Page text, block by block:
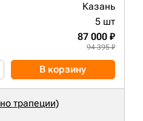
Казань
5 шт
87 000 ₽
94 395 ₽
В корзину
трапеции)